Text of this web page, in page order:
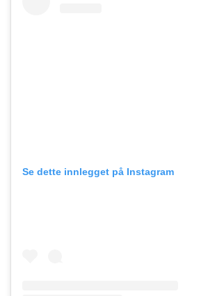
Se dette innlegget på Instagram